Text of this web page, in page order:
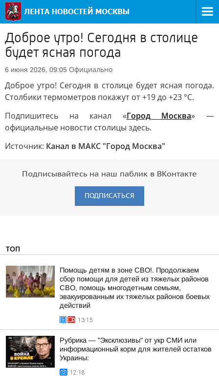
Доброе утро! Сегодня в столице
будет ясная погода
6 июня 2026, 09:05 Официально
Доброе утро! Сегодня в столице будет ясная погода.
Столбики термометров покажут от +19 до +23 °С.
Подпишитесь на канал «Город Москва» —
официальные новости столицы здесь.
Источник: Канал в МАКС "Город Москва"
Подписывайтесь на наш паблик в ВКонтакте
ПОДПИСАТЬСЯ
ТОП
Помощь детям в зоне СВО!. Продолжаем
сбор помощи для детей из тяжелых районов
СВО, помощь многодетным семьям,
эвакуированным их тяжелых районов боевых
действий
13:15
Рубрика — "Эксклюзивы" от укр СМИ или
информационный корм для жителей остатков
Украины:
12:18